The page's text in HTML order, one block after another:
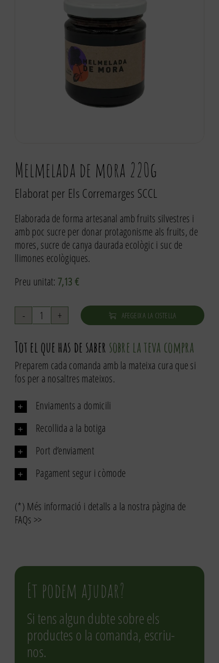
Melmelada de mora 220g
Elaborat per Els Corremarges SCCL
Elaborada de forma artesanal amb fruits silvestres i
amb poc sucre per donar protagonisme als fruits, de
mores, sucre de canya daurada ecològic i suc de
llimones ecològiques.
Preu unitat: 7,13 €
quantitat
Melmelada
de
mora
AFEGEIX A LA CISTELLA
Tot el que has de saber sobre la teva compra
Preparem cada comanda amb la mateixa cura que si
fos per a nosaltres mateixos.
Enviaments a domicili
Recollida a la botiga
Port d’enviament
Pagament segur i còmode
(*) Més informació i detalls a la nostra pàgina de
FAQs >>
Et podem ajudar?
Si tens algun dubte sobre els
productes o la comanda, escriu-
nos.